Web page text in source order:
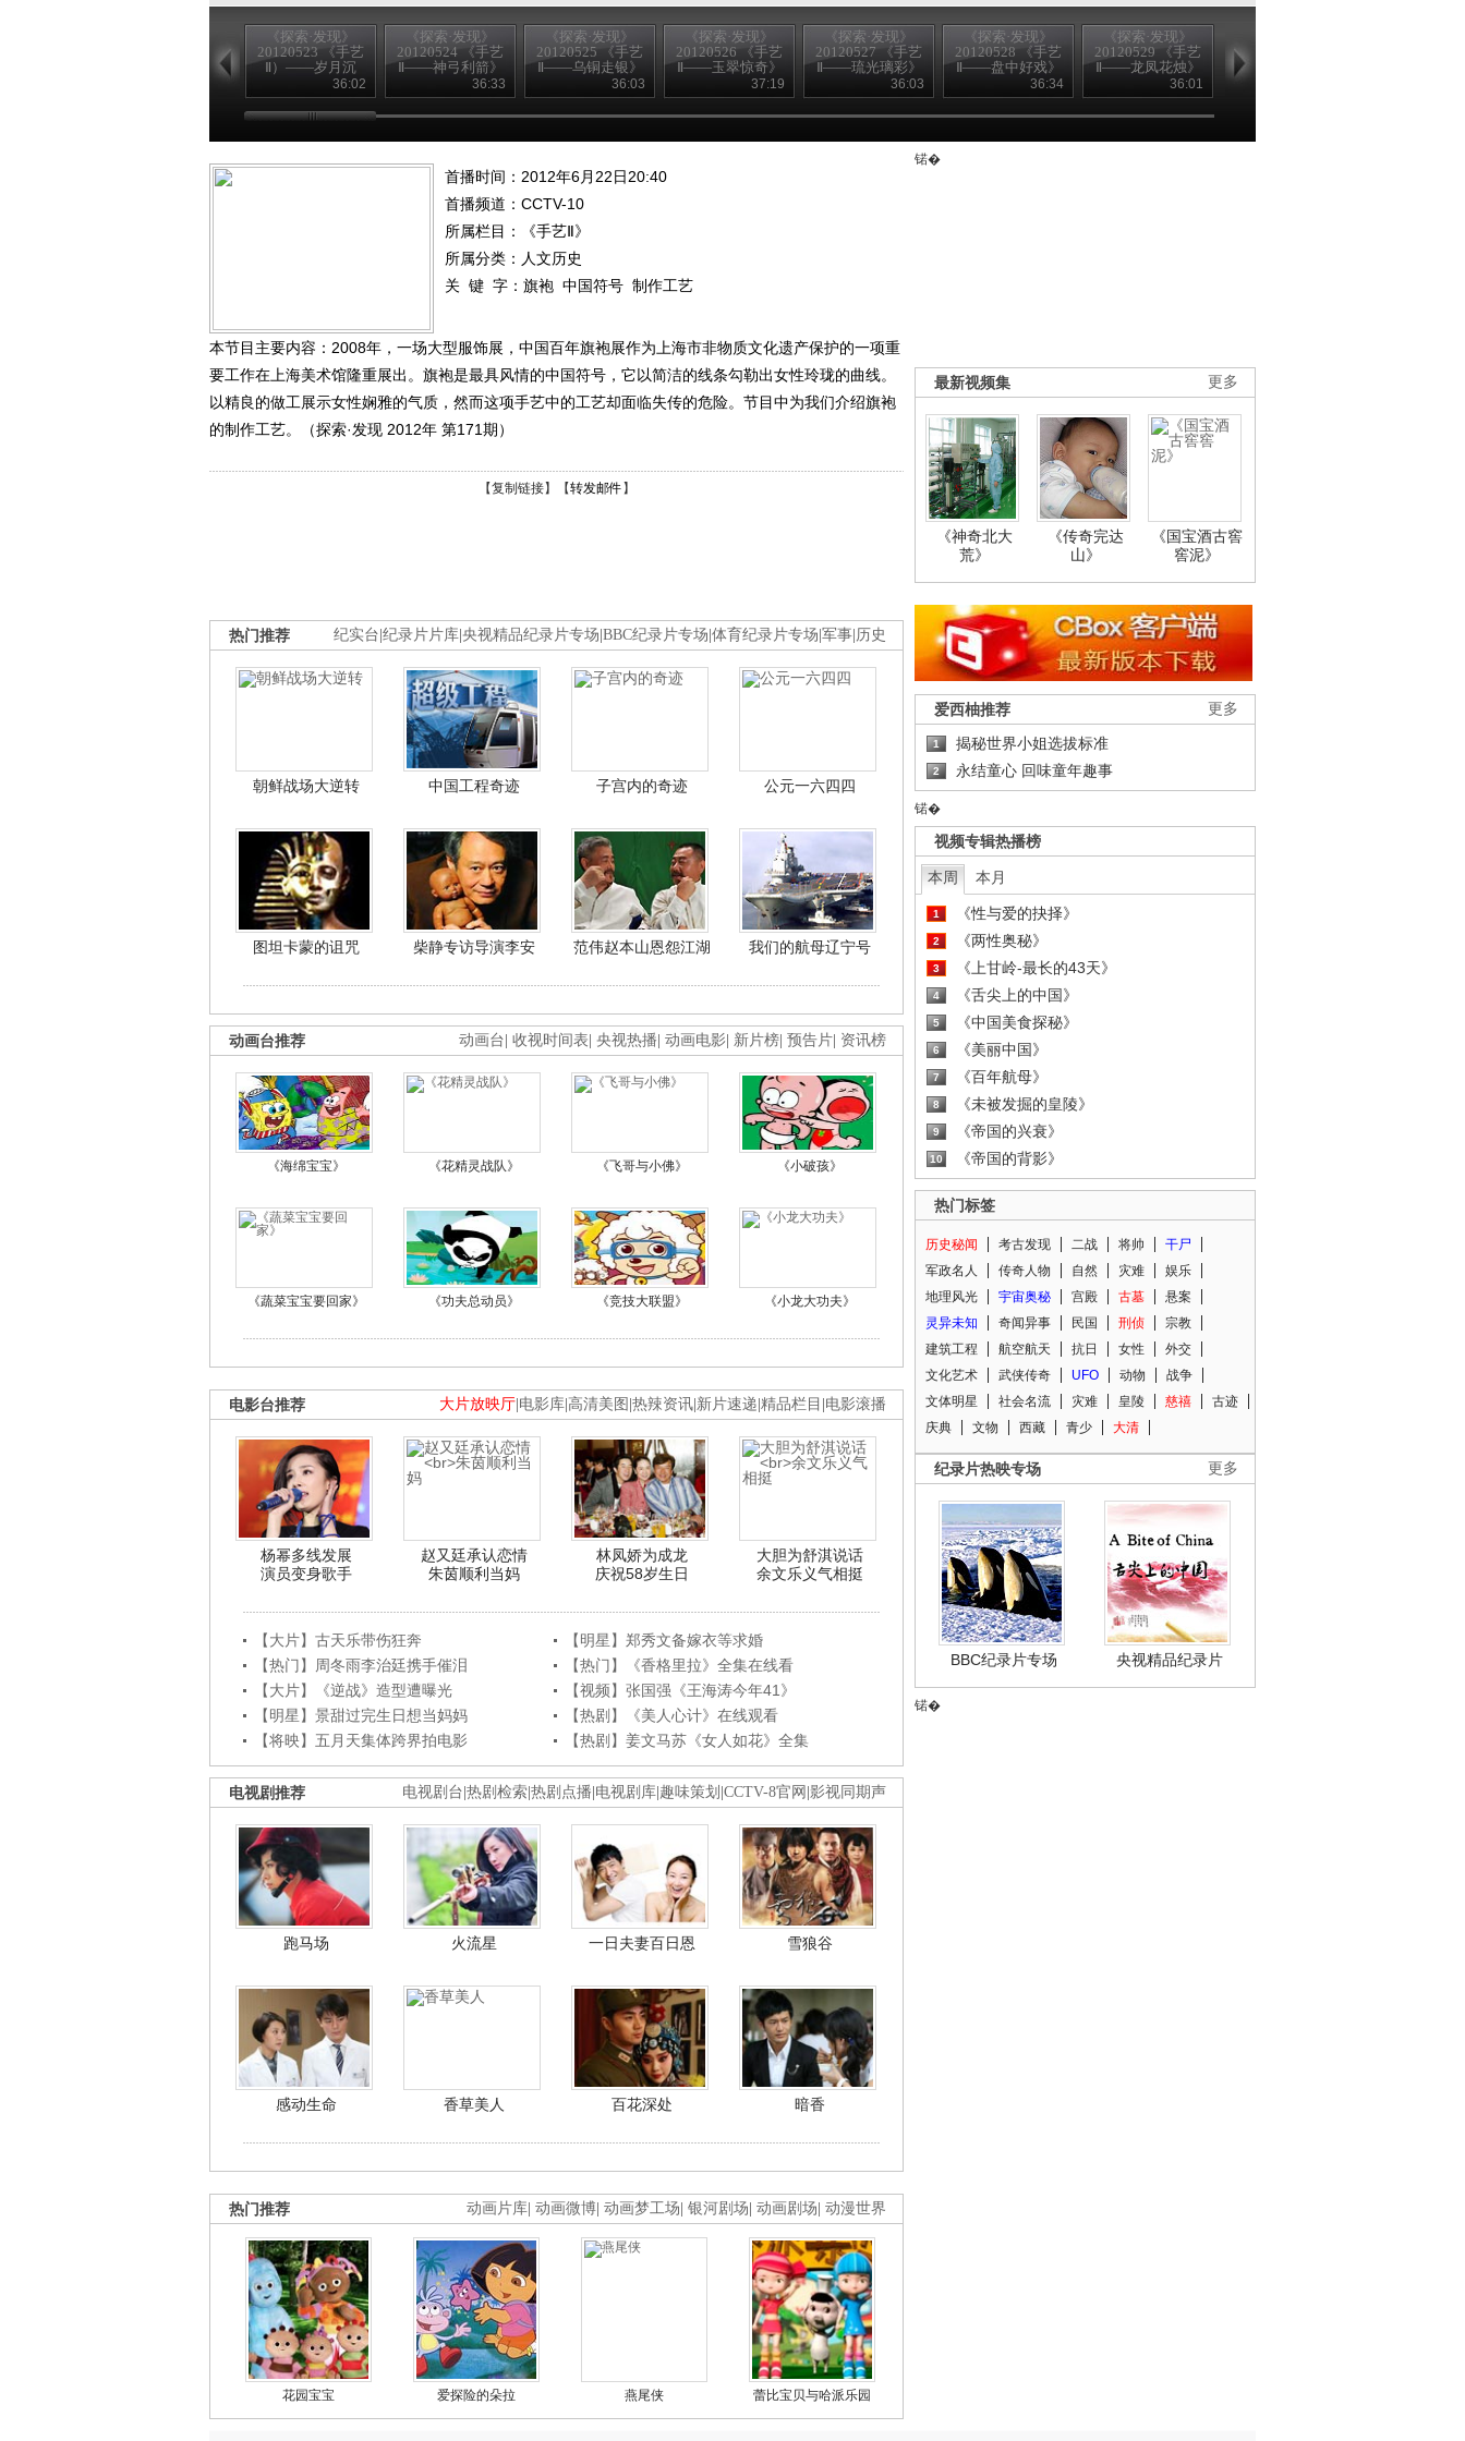
《探索·发现》
20120523 《手艺
Ⅱ）——岁月沉
36:02
《探索·发现》
20120524 《手艺
Ⅱ——神弓利箭》
36:33
《探索·发现》
20120525 《手艺
Ⅱ——乌铜走银》
36:03
《探索·发现》
20120526 《手艺
Ⅱ——玉翠惊奇》
37:19
《探索·发现》
20120527 《手艺
Ⅱ——琉光璃彩》
36:03
《探索·发现》
20120528 《手艺
Ⅱ——盘中好戏》
36:34
《探索·发现》
20120529 《手艺
Ⅱ——龙凤花烛》
36:01
20120530 《手艺
Ⅱ——竹刻留青》
首播时间：2012年6月22日20:40
首播频道： CCTV-10
所属栏目：
《手艺Ⅱ》
所属分类：人文历史
关 键 字： 旗袍 中国符号 制作工艺
本节目主要内容：2008年，一场大型服饰展，中国百年旗袍展作为上海市非物质文化遗产保护的一项重
要工作在上海美术馆隆重展出。旗袍是最具风情的中国符号，它以简洁的线条勾勒出女性玲珑的曲线。
以精良的做工展示女性娴雅的气质，然而这项手艺中的工艺却面临失传的危险。节目中为我们介绍旗袍
的制作工艺。（探索·发现 2012年 第171期）
【复制链接】【转发邮件 】
纪实台 纪录片片库 央视精品纪录片专场 BBC纪录片专场 体育纪录片专场 军事 历史
热门推荐
朝鲜战场大逆转 中国工程奇迹 子宫内的奇迹 公元一六四四
图坦卡蒙的诅咒 柴静专访导演李安 范伟赵本山恩怨江湖 我们的航母辽宁号
动画台 收视时间表 央视热播 动画电影 新片榜 预告片 资讯榜
动画台推荐
《海绵宝宝》 《花精灵战队》 《飞哥与小佛》 《小破孩》
《蔬菜宝宝要回家》 《功夫总动员》 《竞技大联盟》 《小龙大功夫》
大片放映厅 电影库 高清美图 热辣资讯 新片速递 精品栏目 电影滚播
电影台推荐
杨幂多线发展
演员变身歌手
赵又廷承认恋情
朱茵顺利当妈
林凤娇为成龙
庆祝58岁生日
大胆为舒淇说话
余文乐义气相挺
【大片】古天乐带伤狂奔
【明星】郑秀文备嫁衣等求婚
【热门】周冬雨李治廷携手催泪
【热门】《香格里拉》全集在线看
【大片】《逆战》造型遭曝光
【视频】张国强《王海涛今年41》
【明星】景甜过完生日想当妈妈
【热剧】《美人心计》在线观看
【将映】五月天集体跨界拍电影
【热剧】姜文马苏《女人如花》全集
电视剧台 热剧检索 热剧点播 电视剧库 趣味策划 CCTV-8官网 影视同期声
电视剧推荐
跑马场 火流星 一日夫妻百日恩 雪狼谷
感动生命 香草美人 百花深处 暗香
动画片库 动画微博 动画梦工场 银河剧场 动画剧场 动漫世界
热门推荐
花园宝宝 爱探险的朵拉 燕尾侠 蕾比宝贝与哈派乐园
锘�
更多
最新视频集
《神奇北大
荒》
《传奇完达
山》
《国宝酒古窖
窖泥》
更多
爱西柚推荐
1 揭秘世界小姐选拔标准
2 永结童心 回味童年趣事
锘�
视频专辑热播榜
本周 本月
1 《性与爱的抉择》
2 《两性奥秘》
3 《上甘岭-最长的43天》
4 《舌尖上的中国》
5 《中国美食探秘》
6 《美丽中国》
7 《百年航母》
8 《未被发掘的皇陵》
9 《帝国的兴衰》
10 《帝国的背影》
热门标签
历史秘闻 考古发现 二战 将帅
干尸
军政名人
传奇人物 自然 灾难
娱乐
地理风光
宇宙奥秘 宫殿 古墓
悬案
灵异未知
奇闻异事 民国 刑侦
宗教
建筑工程
航空航天 抗日 女性
外交
文化艺术
武侠传奇 UFO 动物
战争
文体明星
社会名流 灾难 皇陵 慈禧
古迹
庆典
文物 西藏 青少 大清
更多
纪录片热映专场
BBC纪录片专场 央视精品纪录片
锘�